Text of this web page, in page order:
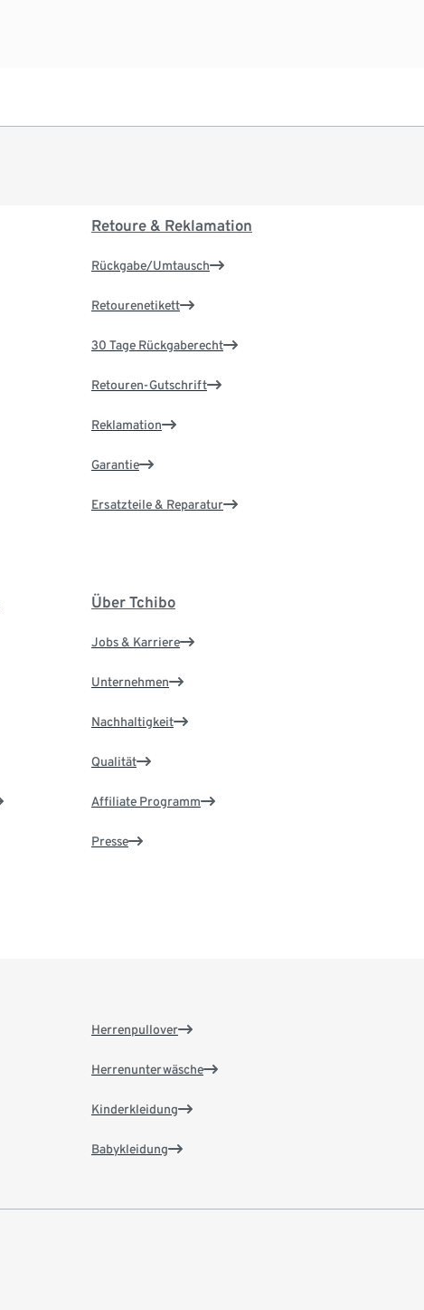
Retoure & Reklamation
Rückgabe/Umtausch
Retourenetikett
30 Tage Rückgaberecht
Retouren-Gutschrift
Reklamation
Garantie
Ersatzteile & Reparatur
Über Tchibo
Jobs & Karriere
Unternehmen
Nachhaltigkeit
Qualität
Affiliate Programm
Presse
Herrenpullover
Herrenunterwäsche
Kinderkleidung
Babykleidung